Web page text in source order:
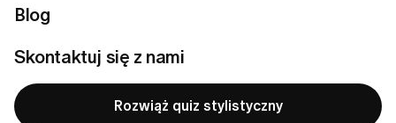
Blog
Skontaktuj się z nami
Rozwiąż quiz stylistyczny
(zakup w aplikacji):
Na iPhonie przejdź do sekcjiUstawienia > [Twoje